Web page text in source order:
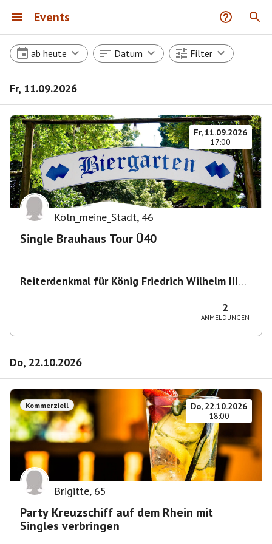
Events
ab heute Datum Filter
Fr, 11.09.2026
Fr, 11.09.2026
17:00
Köln_meine_Stadt, 46
Single Brauhaus Tour Ü40
Reiterdenkmal für König Friedrich Wilhelm III
2
ANMELDUNGEN
Do, 22.10.2026
Kommerziell
Do, 22.10.2026
18:00
Brigitte, 65
Party Kreuzschiff auf dem Rhein mit
Singles verbringen